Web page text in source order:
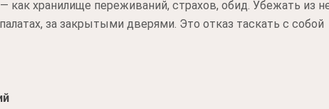
хранилище переживаний, страхов, обид. Убежать из
за закрытыми дверями. Это отказ таскать с собой